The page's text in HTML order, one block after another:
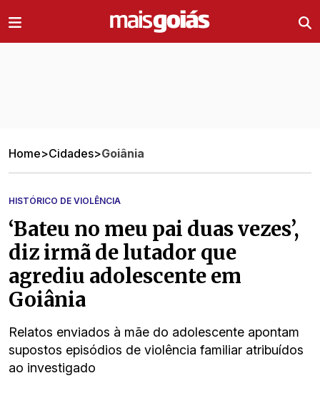
Home>Cidades>Goiânia
HISTÓRICO DE VIOLÊNCIA
‘Bateu no meu pai duas vezes’,
diz irmã de lutador que
agrediu adolescente em
Goiânia
Relatos enviados à mãe do adolescente apontam
supostos episódios de violência familiar atribuídos
ao investigado